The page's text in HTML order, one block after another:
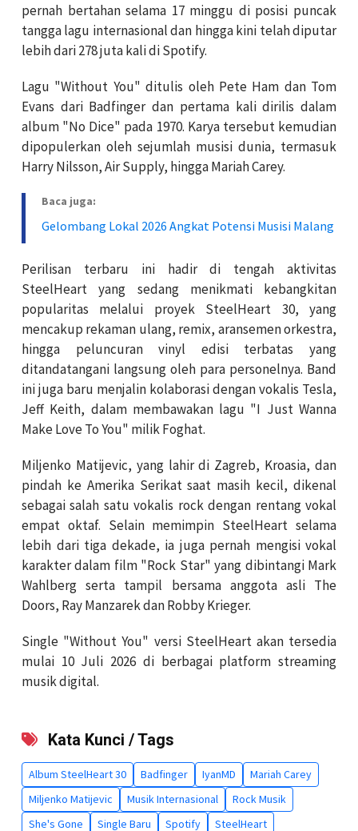
pernah bertahan selama 17 minggu di posisi puncak
tangga lagu internasional dan hingga kini telah diputar
lebih dari 278 juta kali di Spotify.
Lagu "Without You" ditulis oleh Pete Ham dan Tom
Evans dari Badfinger dan pertama kali dirilis dalam
album "No Dice" pada 1970. Karya tersebut kemudian
dipopulerkan oleh sejumlah musisi dunia, termasuk
Harry Nilsson, Air Supply, hingga Mariah Carey.
Baca juga:
Gelombang Lokal 2026 Angkat Potensi Musisi Malang
Perilisan terbaru ini hadir di tengah aktivitas
SteelHeart yang sedang menikmati kebangkitan
popularitas melalui proyek SteelHeart 30, yang
mencakup rekaman ulang, remix, aransemen orkestra,
hingga peluncuran vinyl edisi terbatas yang
ditandatangani langsung oleh para personelnya. Band
ini juga baru menjalin kolaborasi dengan vokalis Tesla,
Jeff Keith, dalam membawakan lagu "I Just Wanna
Make Love To You" milik Foghat.
Miljenko Matijevic, yang lahir di Zagreb, Kroasia, dan
pindah ke Amerika Serikat saat masih kecil, dikenal
sebagai salah satu vokalis rock dengan rentang vokal
empat oktaf. Selain memimpin SteelHeart selama
lebih dari tiga dekade, ia juga pernah mengisi vokal
karakter dalam film "Rock Star" yang dibintangi Mark
Wahlberg serta tampil bersama anggota asli The
Doors, Ray Manzarek dan Robby Krieger.
Single "Without You" versi SteelHeart akan tersedia
mulai 10 Juli 2026 di berbagai platform streaming
musik digital.
Kata Kunci / Tags
Album SteelHeart 30 Badfinger IyanMD
Mariah Carey
Miljenko Matijevic
Musik Internasional
Rock Musik
She's Gone
Single Baru Spotify SteelHeart